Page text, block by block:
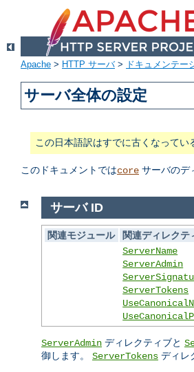
Apache > HTTP サーバ> ドキュメンテー
サーバ全体の設定
この日本語訳はすでに古くなってい
このドキュメントではcore サーバのデ
サーバ ID
関連モジュール
関連ディレクテ
ServerName
ServerAdmin
ServerTokens
ServerAdmin ディレクティブと
御します。 ServerTokens ディレ